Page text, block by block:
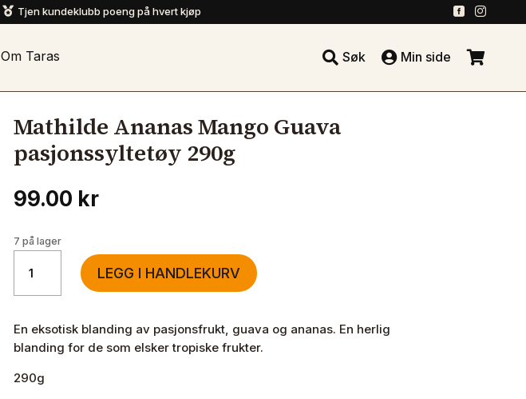
 Tjen kundeklubb poeng på hvert kjøp  
Om Taras  Søk  Min side 
Mathilde Ananas Mango Guava
pasjonssyltetøy 290g
99.00 kr
7 på lager
Ananas
Mango
pasjonssyltetøy
290g
LEGG I HANDLEKURV
En eksotisk blanding av pasjonsfrukt, guava og ananas. En herlig
blanding for de som elsker tropiske frukter.
290g